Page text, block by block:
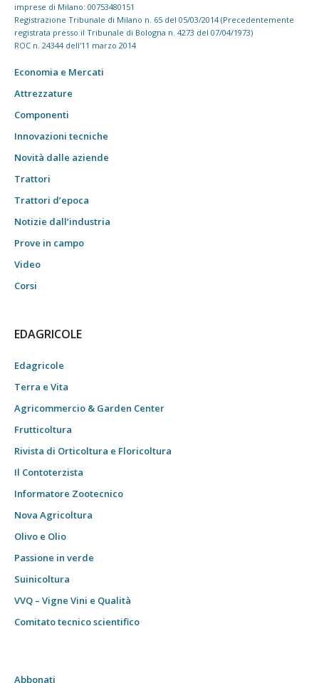
imprese di Milano: 00753480151
Registrazione Tribunale di Milano n. 65 del 05/03/2014 (Precedentemente
registrata presso il Tribunale di Bologna n. 4273 del 07/04/1973)
ROC n. 24344 dell'11 marzo 2014
Economia e Mercati
Attrezzature
Componenti
Innovazioni tecniche
Novità dalle aziende
Trattori
Trattori d’epoca
Notizie dall’industria
Prove in campo
Video
Corsi
EDAGRICOLE
Edagricole
Terra e Vita
Agricommercio & Garden Center
Frutticoltura
Rivista di Orticoltura e Floricoltura
Il Contoterzista
Informatore Zootecnico
Nova Agricoltura
Olivo e Olio
Passione in verde
Suinicoltura
VVQ – Vigne Vini e Qualità
Comitato tecnico scientifico
Abbonati